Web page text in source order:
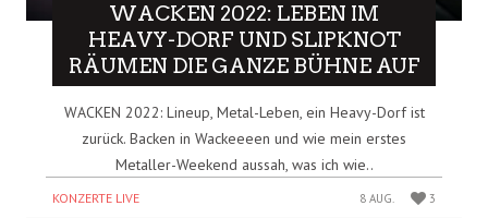
WACKEN 2022: LEBEN IM
HEAVY-DORF UND SLIPKNOT
RÄUMEN DIE GANZE BÜHNE AUF
WACKEN 2022: Lineup, Metal-Leben, ein Heavy-Dorf ist
zurück. Backen in Wackeeeen und wie mein erstes
Metaller-Weekend aussah, was ich wie..
KONZERTE LIVE 8 AUG. 3